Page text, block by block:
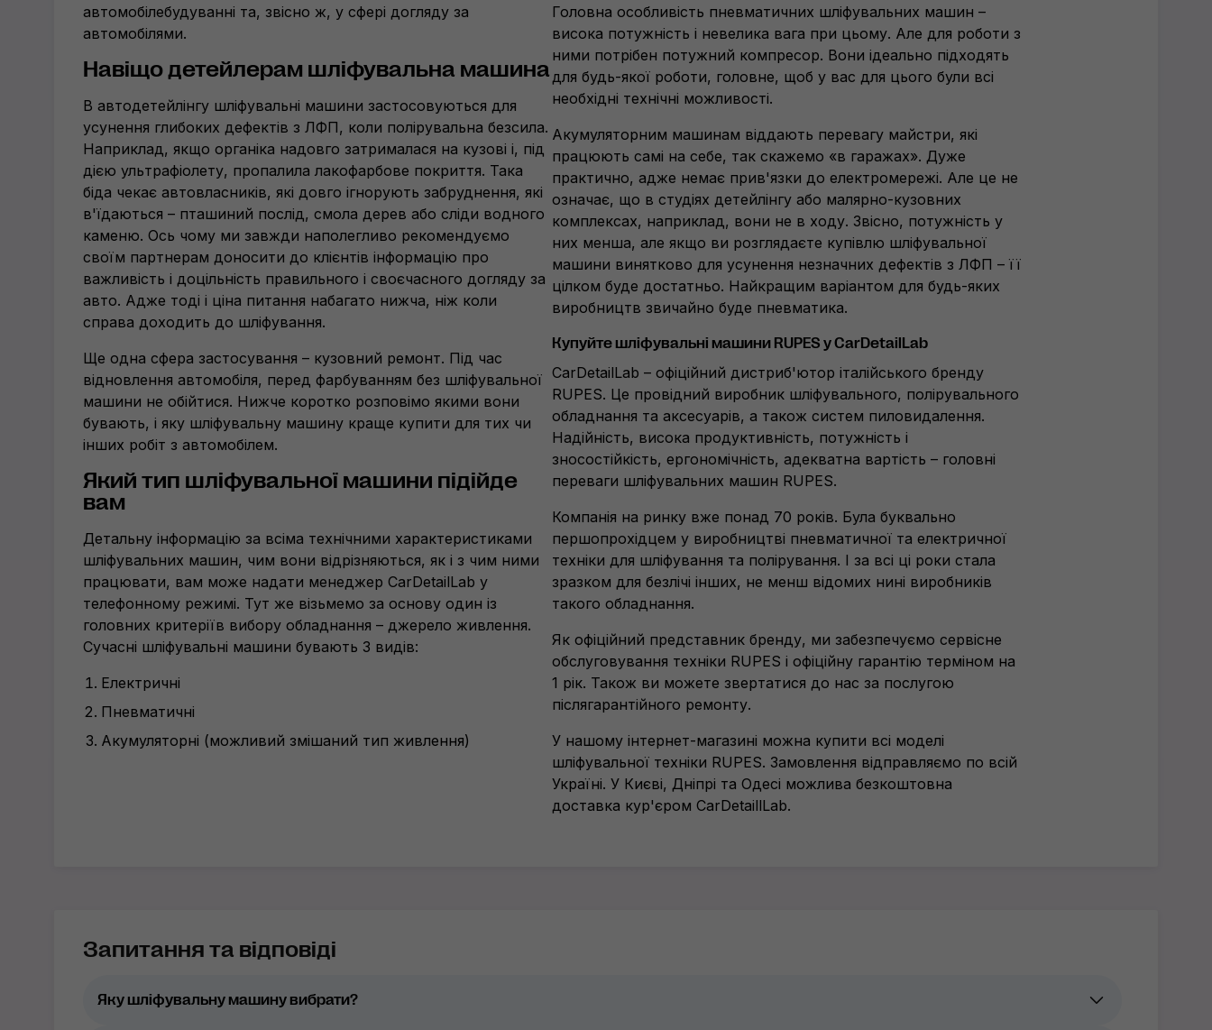
автомобілебудуванні та, звісно ж, у сфері догляду за
автомобілями.
Навіщо детейлерам шліфувальна машина
В автодетейлінгу шліфувальні машини застосовуються для
усунення глибоких дефектів з ЛФП, коли полірувальна безсила.
Наприклад, якщо органіка надовго затрималася на кузові і, під
дією ультрафіолету, пропалила лакофарбове покриття. Така
біда чекає автовласників, які довго ігнорують забруднення, які
в'їдаються – пташиний послід, смола дерев або сліди водного
каменю. Ось чому ми завжди наполегливо рекомендуємо
своїм партнерам доносити до клієнтів інформацію про
важливість і доцільність правильного і своєчасного догляду за
авто. Адже тоді і ціна питання набагато нижча, ніж коли
справа доходить до шліфування.
Ще одна сфера застосування – кузовний ремонт. Під час
відновлення автомобіля, перед фарбуванням без шліфувальної
машини не обійтися. Нижче коротко розповімо якими вони
бувають, і яку шліфувальну машину краще купити для тих чи
інших робіт з автомобілем.
Який тип шліфувальної машини підійде
вам
Детальну інформацію за всіма технічними характеристиками
шліфувальних машин, чим вони відрізняються, як і з чим ними
працювати, вам може надати менеджер CarDetailLab у
телефонному режимі. Тут же візьмемо за основу один із
головних критеріїв вибору обладнання – джерело живлення.
Сучасні шліфувальні машини бувають 3 видів:
Електричні
Пневматичні
Акумуляторні (можливий змішаний тип живлення)
Головна особливість пневматичних шліфувальних машин –
висока потужність і невелика вага при цьому. Але для роботи з
ними потрібен потужний компресор. Вони ідеально підходять
для будь-якої роботи, головне, щоб у вас для цього були всі
необхідні технічні можливості.
Акумуляторним машинам віддають перевагу майстри, які
працюють самі на себе, так скажемо «в гаражах». Дуже
практично, адже немає прив'язки до електромережі. Але це не
означає, що в студіях детейлінгу або малярно-кузовних
комплексах, наприклад, вони не в ходу. Звісно, потужність у
них менша, але якщо ви розглядаєте купівлю шліфувальної
машини винятково для усунення незначних дефектів з ЛФП – її
цілком буде достатньо. Найкращим варіантом для будь-яких
виробництв звичайно буде пневматика.
Купуйте шліфувальні машини RUPES у CarDetailLab
CarDetailLab – офіційний дистриб'ютор італійського бренду
RUPES. Це провідний виробник шліфувального, полірувального
обладнання та аксесуарів, а також систем пиловидалення.
Надійність, висока продуктивність, потужність і
зносостійкість, ергономічність, адекватна вартість – головні
переваги шліфувальних машин RUPES.
Компанія на ринку вже понад 70 років. Була буквально
першопрохідцем у виробництві пневматичної та електричної
техніки для шліфування та полірування. І за всі ці роки стала
зразком для безлічі інших, не менш відомих нині виробників
такого обладнання.
Як офіційний представник бренду, ми забезпечуємо сервісне
обслуговування техніки RUPES і офіційну гарантію терміном на
1 рік. Також ви можете звертатися до нас за послугою
післягарантійного ремонту.
У нашому інтернет-магазині можна купити всі моделі
шліфувальної техніки RUPES. Замовлення відправляємо по всій
Україні. У Києві, Дніпрі та Одесі можлива безкоштовна
доставка кур'єром CarDetaillLab.
Запитання та відповіді
Яку шліфувальну машину вибрати?